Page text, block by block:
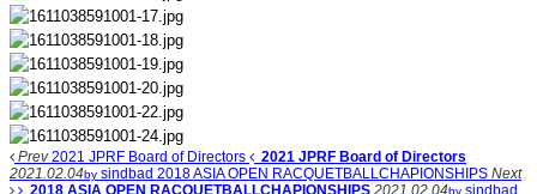
Prev2021 JPRF Board of Directors
2021 JPRF Board of Directors
2021.02.04by sindbad 2018 ASIA OPEN RACQUETBALLCHAPIONSHIPS Next
2018 ASIA OPEN RACQUETBALLCHAPIONSHIPS 2021.02.04by sindbad